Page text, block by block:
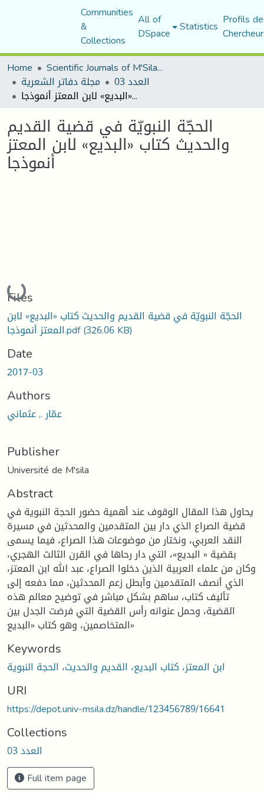
Communities
&
Collections
All of
DSpace Statistics Profils
Home
Scientific Journals of M'Sila University
مجلة دفاتر الشعرية العدد 03
الحجّة النبويّة في قضية القديم والحديث كتاب «البديع» لابن المعتز أنموذجا
الحجّة النبويّة في قضية القديم
والحديث كتاب «البديع» لابن المعتز
أنموذجا
Loading...
Files
الحجّة النبويّة في قضية القديم والحديث كتاب «البديع» لابن
المعتز أنموذجا.pdf(326.06 KB)
Date
2017-03
Authors
عمّار ., عثماني
Publisher
Université de M'sila
Abstract
يحاول هذا المقال الوقوف عند أهمية حضور الحجة النبوية في
قضية الصراع الذي دار بين المتقدمين والمحدثين في مسيرة
النقد العربي، ونختار من موضوعات هذا الصراع، فيما يسمى
بقضية « البديع»، التي دار رحاها في القرن الثالث الهجري،
وكان من علماء العربية الذين دخلوا الصراع، عبد الله ابن المعتز،
الذي أنصف المتقدمين وأبطل زعم المحدثين، مما دفعه إلى
تأليف كتاب، ساهم بشكل مباشر في توضيح معالم هذه
القضية، وحمل عنوانه رأس القضية التي فرضت الجدل بين
المتخاصمين، وهو كتاب «البديع»
Keywords
ابن المعتز، كتاب البديع، القديم والحديث، الحجة النبوية
URI
https://depot.univ-msila.dz/handle/123456789/16641
Collections
العدد 03
Full item page